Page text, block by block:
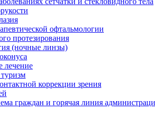
офтальмологии
протезирования
(ночные линзы)
лечение
коррекции зрения
граждан и горячая линия